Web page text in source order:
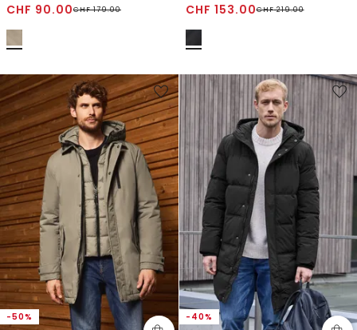
CHF 90.00CHF179.00
CHF 153.00CHF219.00
-50% -40%